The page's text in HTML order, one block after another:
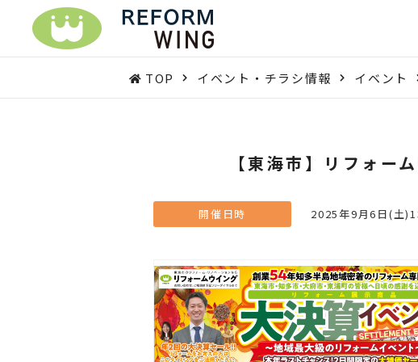
TOP イベント・チラシ情報 イベント
【東海市】リフォー
開催日時 2025年9月6日(土